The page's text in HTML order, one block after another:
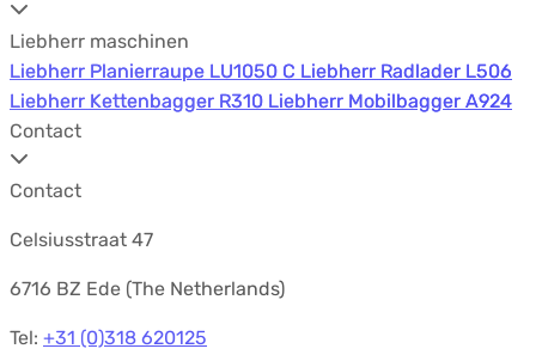
Liebherr maschinen
Liebherr Planierraupe LU1050 CLiebherr Radlader L506
Liebherr Kettenbagger R310Liebherr Mobilbagger A924
Liebherr Planierraupe LU1050 CLiebherr Radlader L506
Liebherr Kettenbagger R310Liebherr Mobilbagger A924
Contact
Contact
Celsiusstraat 47
6716 BZ Ede (The Netherlands)
Tel: +31 (0)318 620125